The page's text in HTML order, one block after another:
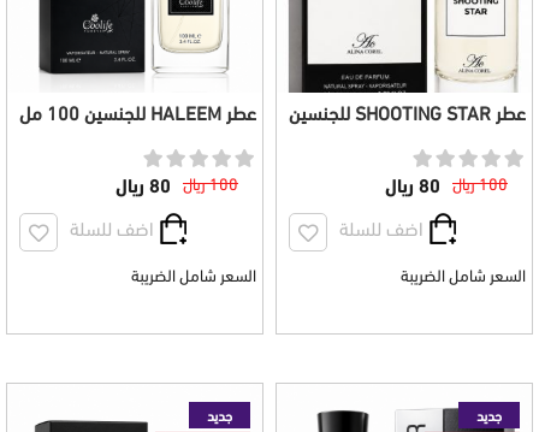
عطر SHOOTING STAR للجنسين
100 ريال
80 ريال
اضف للسلة
السعر شامل الضريبة
عطر HALEEM للجنسين 100 مل
100 ريال
80 ريال
اضف للسلة
السعر شامل الضريبة
جديد
جديد